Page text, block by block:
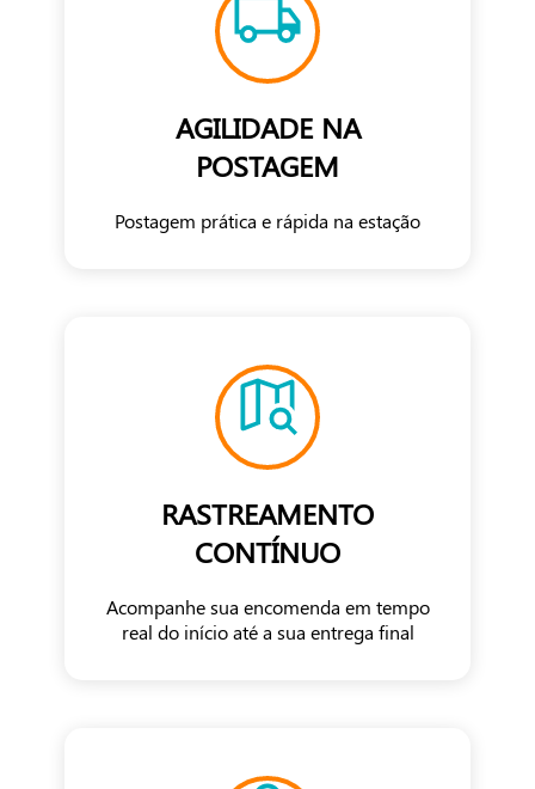
AGILIDADE NA
POSTAGEM
Postagem prática e rápida na estação
RASTREAMENTO
CONTÍNUO
Acompanhe sua encomenda em tempo
real do início até a sua entrega final